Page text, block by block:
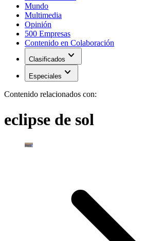
Mundo
Multimedia
Opinión
500 Empresas
Contenido en Colaboración
Clasificados expand_more
Especiales expand_more
Contenido relacionados con:
eclipse de sol